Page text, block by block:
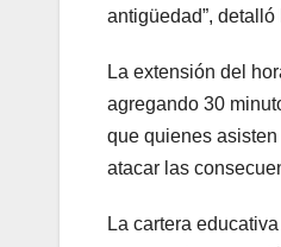
antigüedad”, detalló
La extensión del
agregando 30
que quienes
atacar las
La cartera